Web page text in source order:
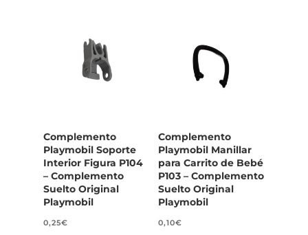
Complemento
Playmobil Soporte
Interior Figura P104
– Complemento
Suelto Original
Playmobil
0,25€
Complemento
Playmobil Manillar
para Carrito de Bebé
P103 – Complemento
Suelto Original
Playmobil
0,10€